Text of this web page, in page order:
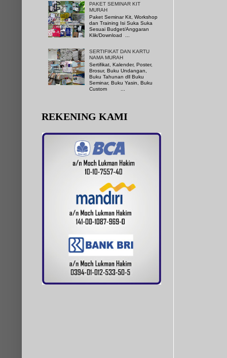
PAKET SEMINAR KIT
MURAH
Paket Seminar Kit, Workshop
dan Training Isi Suka Suka
Sesuai Budget/Anggaran
Klik/Download ...
SERTIFIKAT DAN KARTU
NAMA MURAH
Sertifikat, Kalender, Poster,
Brosur, Buku Undangan,
Buku Tahunan dll Buku
Seminar, Buku Yasin, Buku
Custom ...
REKENING KAMI